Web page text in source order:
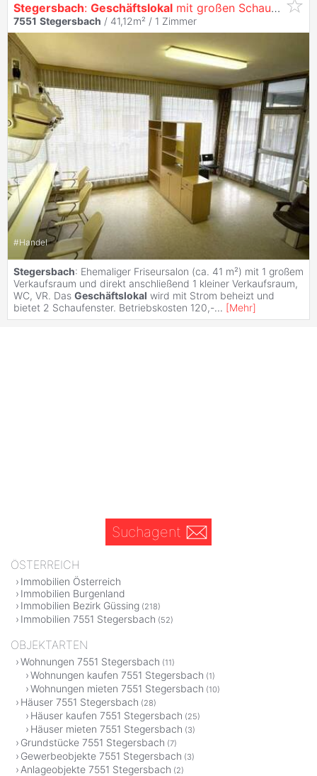
Stegersbach: Geschäftslokal mit großen Schaufenstern in zentraler Lage
7551 Stegersbach / 41,12m² / 1 Zimmer
#Handel
Stegersbach: Ehemaliger Friseursalon (ca. 41 m²) mit 1 großem
Verkaufsraum und direkt anschließend 1 kleiner Verkaufsraum,
WC, VR. Das Geschäftslokal wird mit Strom beheizt und
bietet 2 Schaufenster. Betriebskosten 120,-... [Mehr]
Suchagent
ÖSTERREICH
Immobilien Österreich
Immobilien Burgenland
Immobilien Bezirk Güssing (218)
Immobilien 7551 Stegersbach (52)
OBJEKTARTEN
Wohnungen 7551 Stegersbach (11)
Wohnungen kaufen 7551 Stegersbach (1)
Wohnungen mieten 7551 Stegersbach (10)
Häuser 7551 Stegersbach (28)
Häuser kaufen 7551 Stegersbach (25)
Häuser mieten 7551 Stegersbach (3)
Grundstücke 7551 Stegersbach (7)
Gewerbeobjekte 7551 Stegersbach (3)
Anlageobjekte 7551 Stegersbach (2)